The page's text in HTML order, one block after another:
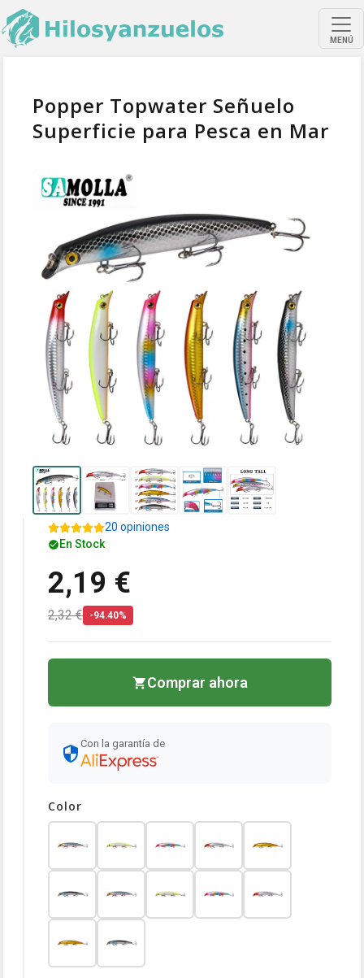
MENÚ
Popper Topwater Señuelo
Superficie para Pesca en Mar
20 opiniones
En Stock
2,19 €
2,32 € -94.40%
Comprar ahora
Con la garantía de
Color